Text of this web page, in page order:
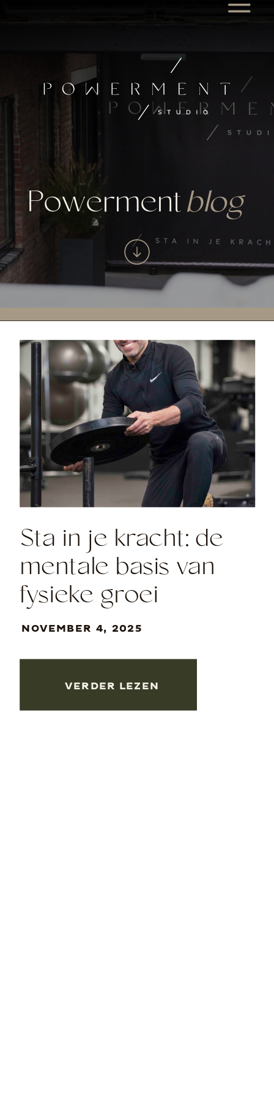
blog
Powerment
NOVEMBER 4, 2025
Sta in je kracht: de
mentale basis van
fysieke groei
VERDER LEZEN